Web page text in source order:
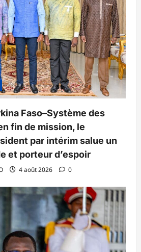
Faso–Système des
fin de mission, le
par intérim salue un
et porteur d’espoir
4 août 2026 0